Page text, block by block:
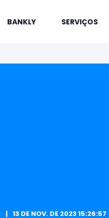
BANKLY SERVIÇOS
13 DE NOV. DE 2023 15:26:57